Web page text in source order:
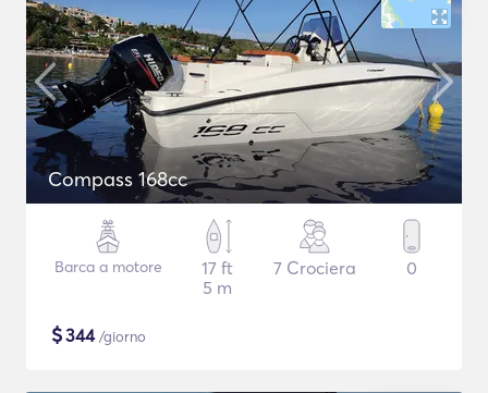
Compass 168cc
Barca a motore
17 ft
5 m
7 Crociera 0
$344/giorno